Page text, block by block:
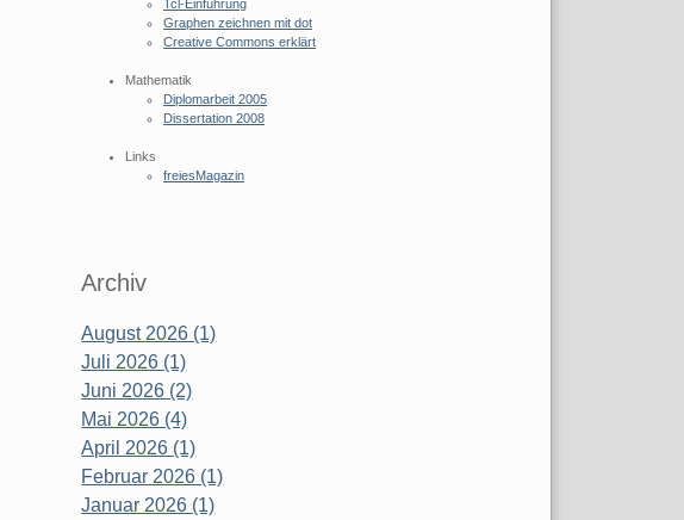
Tcl-Einführung
Graphen zeichnen mit dot
Creative Commons erklärt
Mathematik
Diplomarbeit 2005
Dissertation 2008
Links
freiesMagazin
Archiv
August 2026 (1)
Juli 2026 (1)
Juni 2026 (2)
Mai 2026 (4)
April 2026 (1)
Februar 2026 (1)
Januar 2026 (1)